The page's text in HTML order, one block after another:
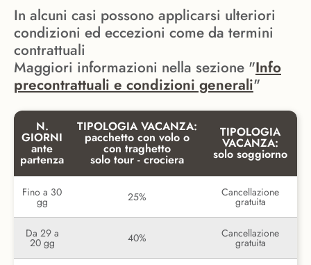
In alcuni casi possono applicarsi ulteriori
condizioni ed eccezioni come da termini
contrattuali
Maggiori informazioni nella sezione "Info
precontrattuali e condizioni generali"
N.
GIORNI
ante
partenza
TIPOLOGIA VACANZA:
pacchetto con volo o
con traghetto
solo tour - crociera
TIPOLOGIA
VACANZA:
solo soggiorno
Fino a 30
gg 25% Cancellazione
gratuita
Da 29 a
20 gg 40% Cancellazione
gratuita